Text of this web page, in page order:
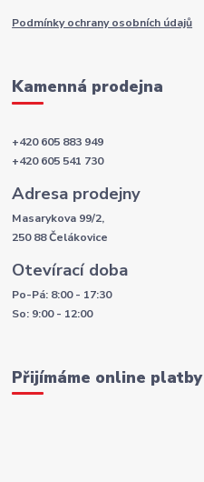
Podmínky ochrany osobních údajů
Kamenná prodejna
+420 605 883 949
+420 605 541 730
Adresa prodejny
Masarykova 99/2,
250 88 Čelákovice
Otevírací doba
Po-Pá: 8:00 - 17:30
So: 9:00 - 12:00
Přijímáme online platby